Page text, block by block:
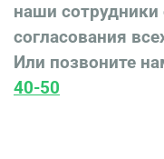
наши
согласования
Или позвоните
40-50